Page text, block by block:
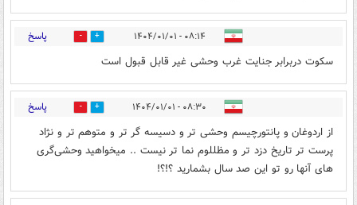
۰۸:۱۴ - ۱۴۰۴/۰۱/۰۱ 3 پاسخ
سکوت دربرابر جنایت غرب وحشی غیر قابل قبول است
۰۸:۳۰ - ۱۴۰۴/۰۱/۰۱ 5 پاسخ
از اردوغان و پانتورچیسم وحشی تر و دسیسه گر تر و متوهم تر و نژاد
پرست تر تاریخ دزد تر و مظللوم نما تر نیست .. میخواهید وحشی‌گری
های آنها رو تو این صد سال بشمارید ؟!؟!